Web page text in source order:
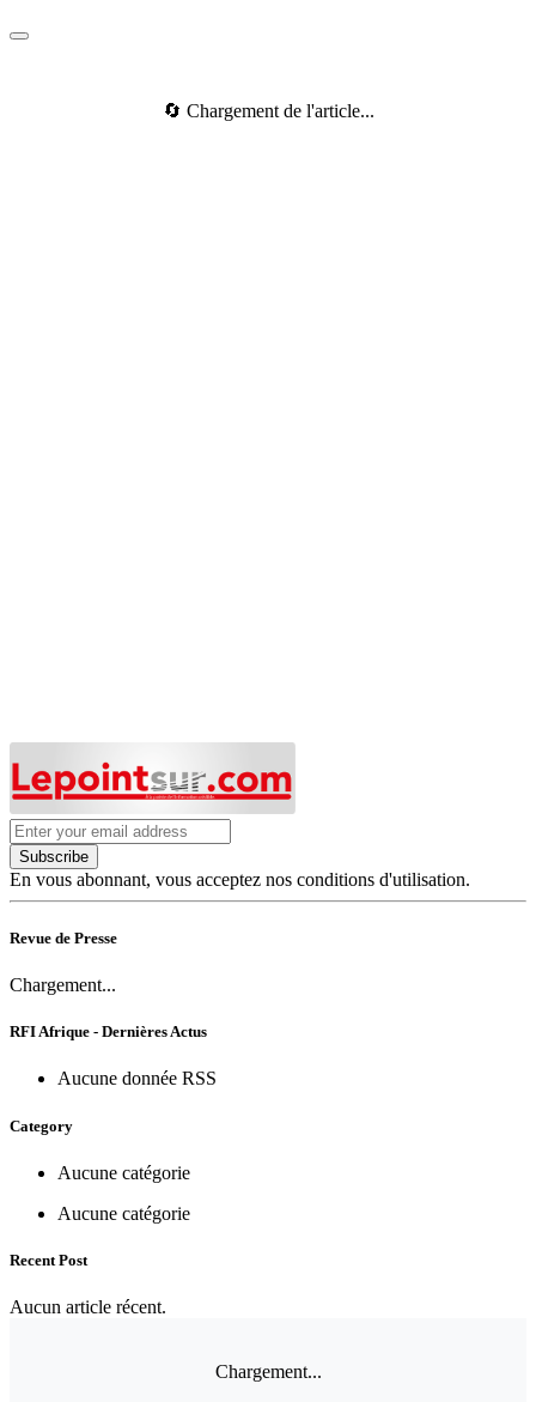
🔄 Chargement de l'article...
Subscribe
En vous abonnant, vous acceptez nos conditions d'utilisation.
Revue de Presse
Chargement...
RFI Afrique - Dernières Actus
Aucune donnée RSS
Category
Aucune catégorie
Aucune catégorie
Recent Post
Aucun article récent.
Chargement...